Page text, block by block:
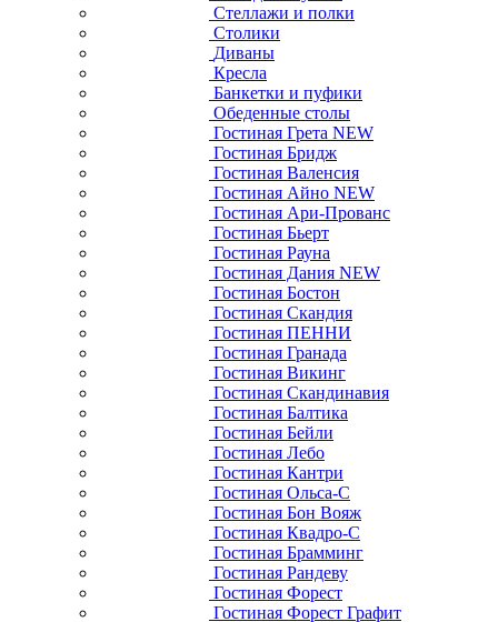
Стеллажи и полки
Столики
Диваны
Кресла
Банкетки и пуфики
Обеденные столы
Гостиная Грета NEW
Гостиная Бридж
Гостиная Валенсия
Гостиная Айно NEW
Гостиная Ари-Прованс
Гостиная Бьерт
Гостиная Рауна
Гостиная Дания NEW
Гостиная Бостон
Гостиная Скандия
Гостиная ПЕННИ
Гостиная Гранада
Гостиная Викинг
Гостиная Скандинавия
Гостиная Балтика
Гостиная Бейли
Гостиная Лебо
Гостиная Кантри
Гостиная Ольса-С
Гостиная Бон Вояж
Гостиная Квадро-С
Гостиная Брамминг
Гостиная Рандеву
Гостиная Форест
Гостиная Форест Графит